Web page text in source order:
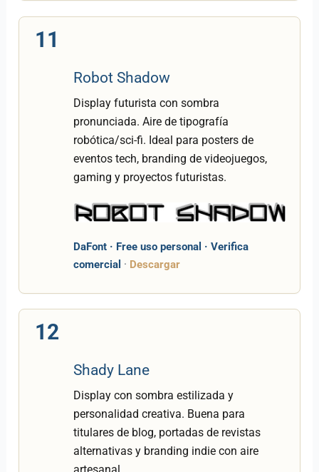
11
Robot Shadow
Display futurista con sombra
pronunciada. Aire de tipografía
robótica/sci-fi. Ideal para posters de
eventos tech, branding de videojuegos,
gaming y proyectos futuristas.
DaFont · Free uso personal · Verifica
comercial · Descargar
12
Shady Lane
Display con sombra estilizada y
personalidad creativa. Buena para
titulares de blog, portadas de revistas
alternativas y branding indie con aire